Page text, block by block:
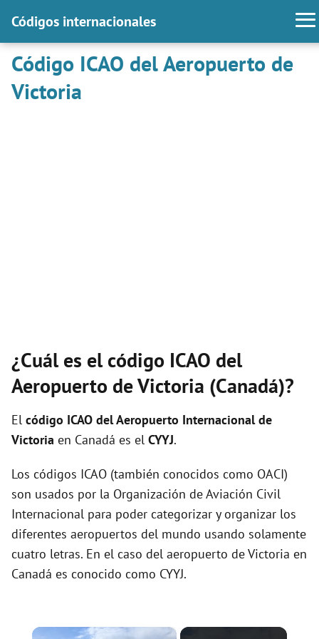
Códigos internacionales
Código ICAO del Aeropuerto de
Victoria
¿Cuál es el código ICAO del
Aeropuerto de Victoria (Canadá)?
El código ICAO delAeropuerto Internacional de
Victoria en Canadá es el CYYJ.
Los códigos ICAO (también conocidos como OACI)
son usados por la Organización de Aviación Civil
Internacional para poder categorizar y organizar los
diferentes aeropuertos del mundo usando solamente
cuatro letras. En el caso del aeropuerto de Victoria en
Canadá es conocido como CYYJ.
×